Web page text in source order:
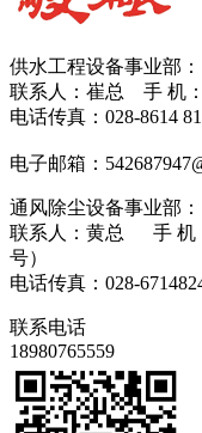
供水工程设备事业部：
联系人：崔总 手 机：
电话传真
电子邮箱：
通风除尘设备事业部：
联系人：黄总 手 机：
号）
电话传真：028-
联系电话
18980765559